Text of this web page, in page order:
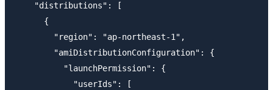
    "distributions": [
      {
        "region": "ap-northeast-1",
        "amiDistributionConfiguration": {
          "launchPermission": {
            "userIds": [